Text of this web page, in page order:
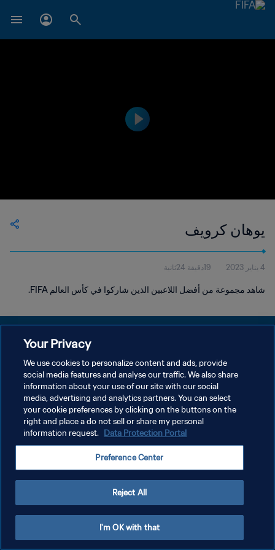
يوهان كرويف
4 يناير 2023 19دقيقة 24ثانية
شاهد مجموعة من أفضل اللاعبين الذين شاركوا في كأس العالم FIFA.
سياسة الخصوصية
إدارة تفضيلات ملفات تعريف الارتباط
Your Privacy
We use cookies to personalize content and ads, provide
social media features and analyse our traffic. We also share
information about your use of our site with our social
media, advertising and analytics partners. You can select
your cookie preferences by clicking on the buttons on the
right and place a do not sell or share my personal
information request. Data Protection Portal
Preference Center
Reject All
I'm OK with that